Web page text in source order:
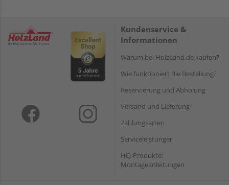
Kundenservice &
Informationen
Warum bei HolzLand.de kaufen?
Wie funktioniert die Bestellung?
Reservierung und Abholung
Versand und Lieferung
Zahlungsarten
Serviceleistungen
HQ-Produkte:
Montageanleitungen